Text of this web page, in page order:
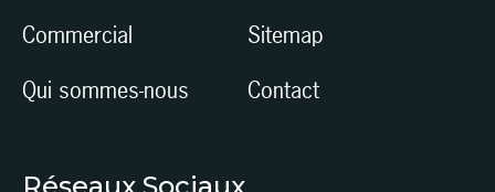
Commercial
Sitemap
Qui sommes-nous
Contact